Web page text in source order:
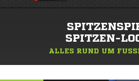
SPITZEN-
ALLES RUND UM